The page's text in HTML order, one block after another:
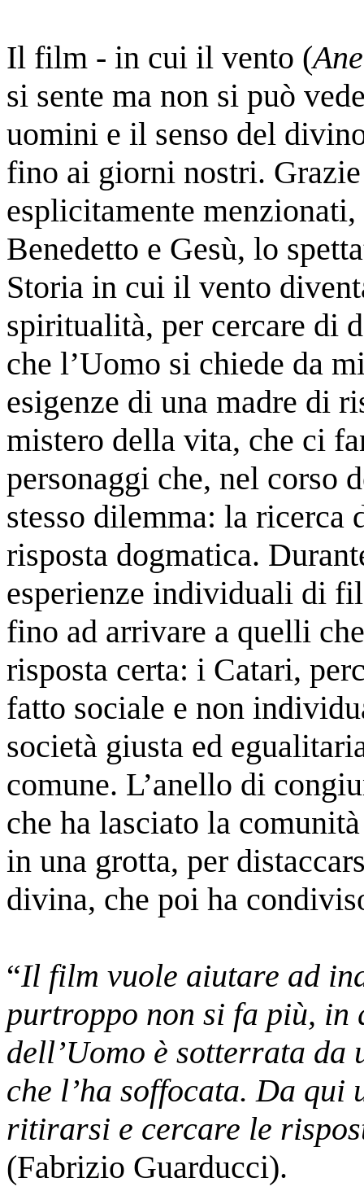
Il film - in cui il vento (
si sente ma non si può
uomini e il senso del
fino ai giorni nostri.
esplicitamente
Benedetto e Gesù, lo
Storia in cui il vento
spiritualità, per cercare di
che l’Uomo si chiede da
esigenze di una madre di
mistero della vita, che ci
personaggi che, nel corso
stesso dilemma: la
risposta dogmatica.
esperienze individuali di
fino ad arrivare a quelli
risposta certa: i Catari,
fatto sociale e non
società giusta ed
comune. L’anello di
che ha lasciato la
in una grotta, per
divina, che poi ha
“Il film vuole aiutare ad
purtroppo non si fa più,
dell’Uomo è sotterrata
che l’ha soffocata. Da qui
ritirarsi e cercare le
(Fabrizio Guarducci).